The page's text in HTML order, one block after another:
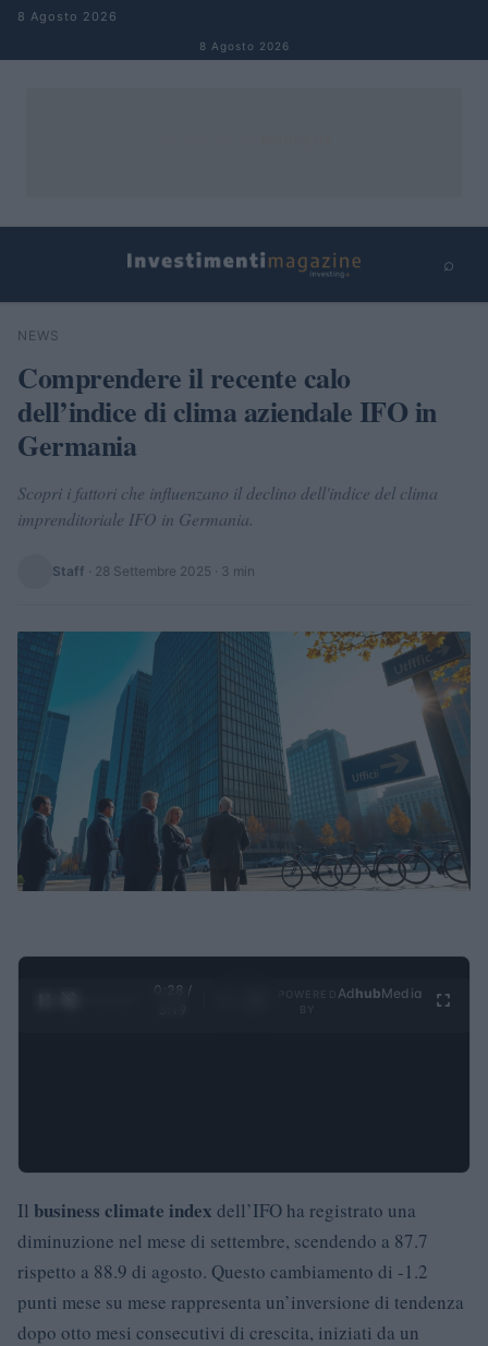
Salta al contenuto
8 Agosto 2026
8 Agosto 2026
⌕
Cerca
NEWS
Comprendere il recente calo
dell’indice di clima aziendale IFO in
Germania
Scopri i fattori che influenzano il declino dell'indice del clima
imprenditoriale IFO in Germania.
Staff · 28 Settembre 2025 · 3 min
0:28 /
Ad hubMedia
Il business climate index dell’IFO ha registrato una
diminuzione nel mese di settembre, scendendo a 87.7
rispetto a 88.9 di agosto. Questo cambiamento di -1.2
punti mese su mese rappresenta un’inversione di tendenza
dopo otto mesi consecutivi di crescita, iniziati da un